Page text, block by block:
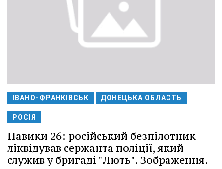
ІВАНО-ФРАНКІВСЬК ДОНЕЦЬКА ОБЛАСТЬ
РОСІЯ
Навики 26: російський безпілотник
ліквідував сержанта поліції, який
служив у бригаді "Лють". Зображення.